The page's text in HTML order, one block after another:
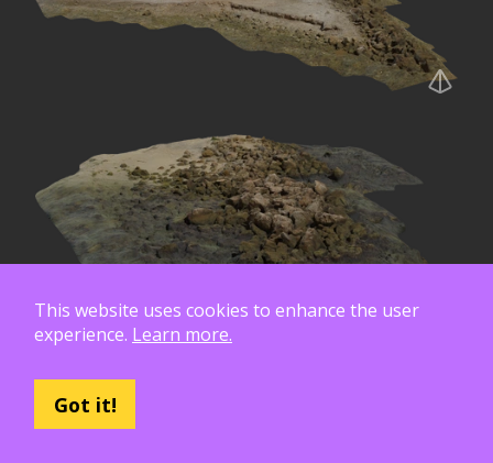
This website uses cookies to enhance the user
experience. Learn more.
Got it!